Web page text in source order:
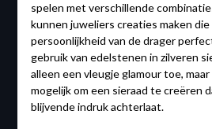
spelen met verschillende
kunnen juweliers creaties maken
persoonlijkheid van de drager
gebruik van edelstenen in zilveren
alleen een vleugje glamour toe,
mogelijk om een ​​sieraad te creëren
blijvende indruk achterlaat.